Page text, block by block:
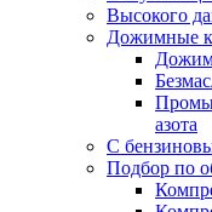
Высокого
Дожимные
азота
С
Подбор по